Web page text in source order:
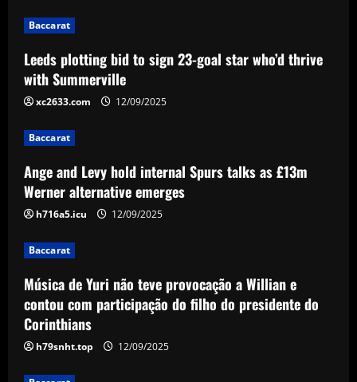
Baccarat
Ange and Levy hold internal Spurs talks
Música de Yuri não teve provocação a
Willian e contou com participação do
filho do presidente do Corinthians
'We are counting on him' – Carlo
Ancelotti explains Neymar omission
from Brazil squad as Santos star
boss
Baccarat
Leeds plotting bid to sign 23-goal star who’d thrive
with Summerville
xc2633.com 12/09/2025
Baccarat
Ange and Levy hold internal Spurs talks as £13m
Werner alternative emerges
h716a5.icu 12/09/2025
Baccarat
Música de Yuri não teve provocação a Willian e
contou com participação do filho do presidente do
Corinthians
h79snht.top 12/09/2025